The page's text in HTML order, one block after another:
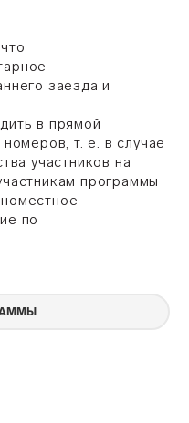
заезда и
в прямой
т. е. в случае
участников на
программы
по